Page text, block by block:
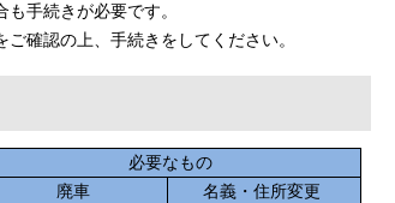
手続きが必要です。
確認の上、手続きをしてください。
必要なもの
廃車
名義・住所変更